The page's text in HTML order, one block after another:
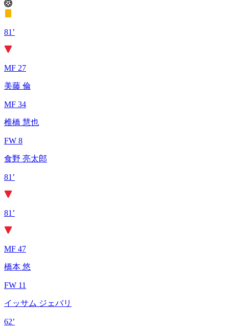
81’
MF 27
美藤 倫
MF 34
椎橋 慧也
FW 8
食野 亮太郎
81’
81’
MF 47
橋本 悠
FW 11
イッサム ジェバリ
62’